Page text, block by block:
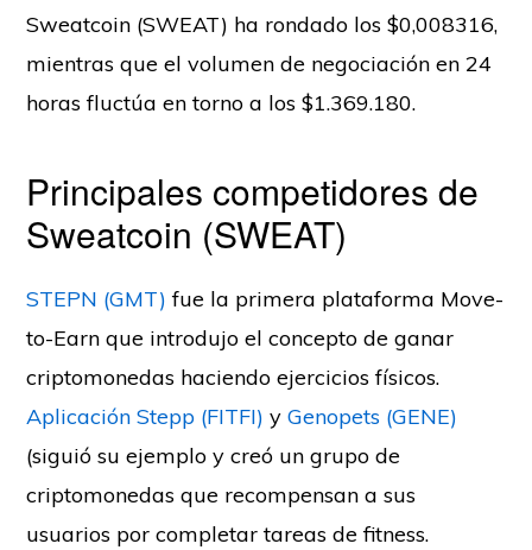
Sweatcoin (SWEAT) ha rondado los $0,008316,
mientras que el volumen de negociación en 24
horas fluctúa en torno a los $1.369.180.
Principales competidores de
Sweatcoin (SWEAT)
STEPN (GMT) fue la primera plataforma Move-
to-Earn que introdujo el concepto de ganar
criptomonedas haciendo ejercicios físicos.
Aplicación Stepp (FITFI) yGenopets (GENE)
(siguió su ejemplo y creó un grupo de
criptomonedas que recompensan a sus
usuarios por completar tareas de fitness.